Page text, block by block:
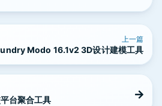
上一篇
Modo 16.1v2 3D设计建模工具
台聚合工具